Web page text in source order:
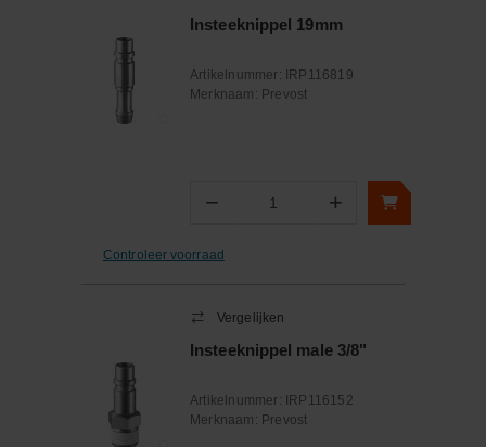
Insteeknippel 19mm
Artikelnummer:
IRP116819
Merknaam: Prevost
− Aantal +
Controleer voorraad
Vergelijken
Insteeknippel male 3/8"
Artikelnummer:
IRP116152
Merknaam: Prevost